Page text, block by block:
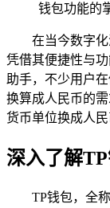
钱包功能的
在当今数字
凭借其便捷性与
助手，不少用户
换算成人民币的
货币单位换成人民
深入了解
TP钱包，全